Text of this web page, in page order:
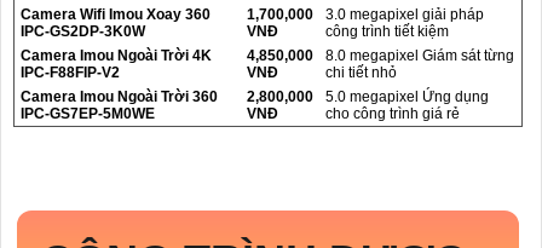
Camera Wifi Imou Xoay 360
IPC-GS2DP-3K0W
1,700,000
VNĐ
3.0 megapixel giải pháp
công trình tiết kiệm
Camera Imou Ngoài Trời 4K
IPC-F88FIP-V2
4,850,000
VNĐ
8.0 megapixel Giám sát từng
chi tiết nhỏ
Camera Imou Ngoài Trời 360
IPC-GS7EP-5M0WE
2,800,000
VNĐ
5.0 megapixel Ứng dụng
cho công trình giá rẻ